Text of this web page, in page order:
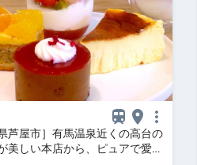
芦屋市］有馬温泉近くの高台の
美しい本店から、ピュアで愛ら